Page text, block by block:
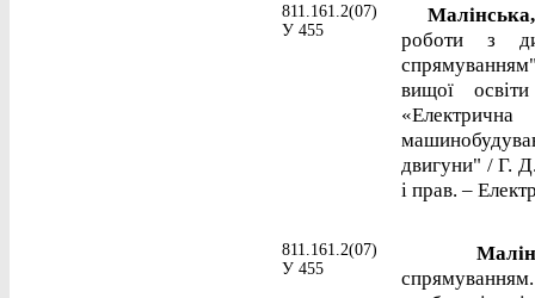
811.161.2(07)
У 455
роботи з
вищої
двигуни" / Г.
і прав. –
811.161.2(07)
У 455